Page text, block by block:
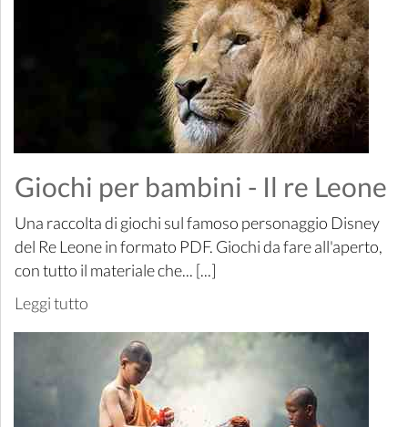
Giochi per bambini - Il re Leone
Una raccolta di giochi sul famoso personaggio Disney
del Re Leone in formato PDF. Giochi da fare all'aperto,
con tutto il materiale che... [...]
Leggi tutto